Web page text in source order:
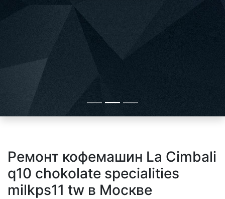
Ремонт кофемашин La Cimbali
q10 chokolate specialities
milkps11 tw в Москве